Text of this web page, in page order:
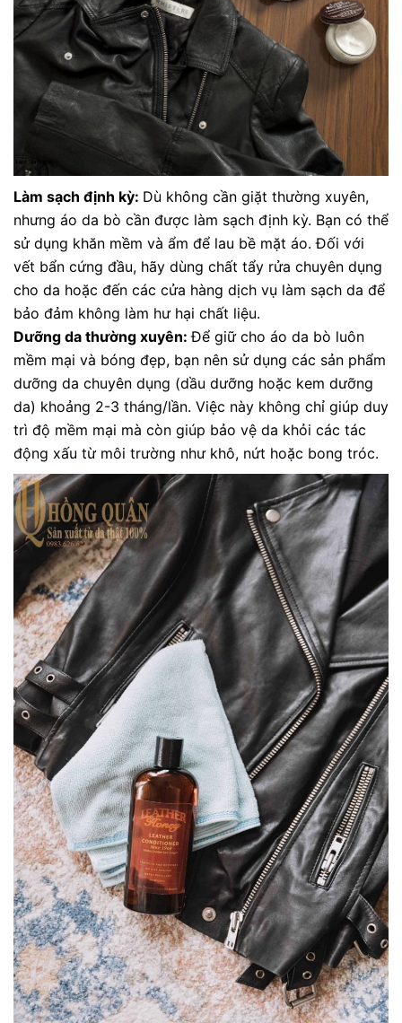
Làm sạch định kỳ: Dù không cần giặt thường xuyên,
nhưng áo da bò cần được làm sạch định kỳ. Bạn có thể
sử dụng khăn mềm và ẩm để lau bề mặt áo. Đối với
vết bẩn cứng đầu, hãy dùng chất tẩy rửa chuyên dụng
cho da hoặc đến các cửa hàng dịch vụ làm sạch da để
bảo đảm không làm hư hại chất liệu.
Dưỡng da thường xuyên:Để giữ cho áo da bò luôn
mềm mại và bóng đẹp, bạn nên sử dụng các sản phẩm
dưỡng da chuyên dụng (dầu dưỡng hoặc kem dưỡng
da) khoảng 2-3 tháng/lần. Việc này không chỉ giúp duy
trì độ mềm mại mà còn giúp bảo vệ da khỏi các tác
động xấu từ môi trường như khô, nứt hoặc bong tróc.